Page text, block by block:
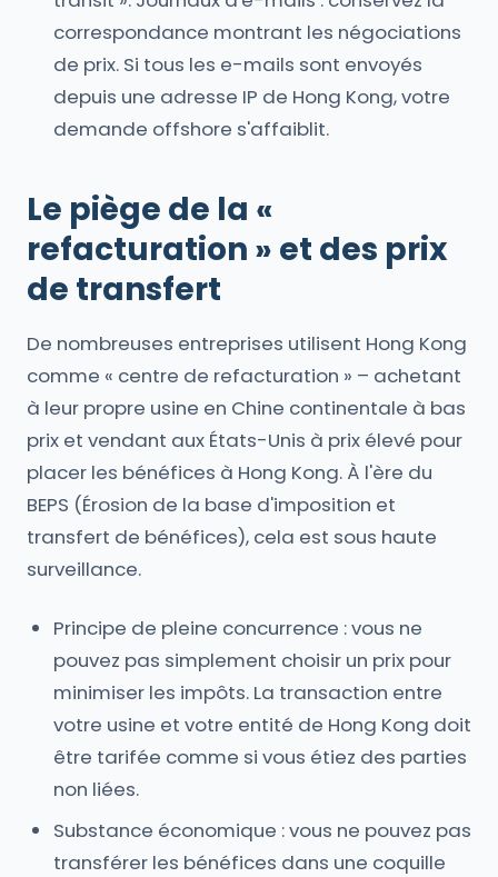
correspondance montrant les négociations
de prix. Si tous les e-mails sont envoyés
depuis une adresse IP de Hong Kong, votre
demande offshore s'affaiblit.
Le piège de la «
refacturation » et des prix
de transfert
De nombreuses entreprises utilisent Hong Kong
comme « centre de refacturation » – achetant
à leur propre usine en Chine continentale à bas
prix et vendant aux États-Unis à prix élevé pour
placer les bénéfices à Hong Kong. À l'ère du
BEPS (Érosion de la base d'imposition et
transfert de bénéfices), cela est sous haute
surveillance.
Principe de pleine concurrence : vous ne
pouvez pas simplement choisir un prix pour
minimiser les impôts. La transaction entre
votre usine et votre entité de Hong Kong doit
être tarifée comme si vous étiez des parties
non liées.
Substance économique : vous ne pouvez pas
transférer les bénéfices dans une coquille